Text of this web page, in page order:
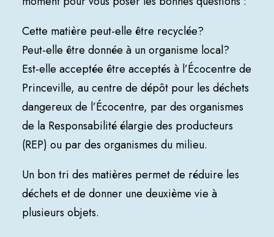
Cette matière peut-elle être recyclée?
Peut-elle être donnée à un organisme local?
Est-elle acceptée être acceptés à l’Écocentre de
Princeville, au centre de dépôt pour les déchets
dangereux de l’Écocentre, par des organismes
de la Responsabilité élargie des producteurs
(REP) ou par des organismes du milieu.
Un bon tri des matières permet de réduire les
déchets et de donner une deuxième vie à
plusieurs objets.